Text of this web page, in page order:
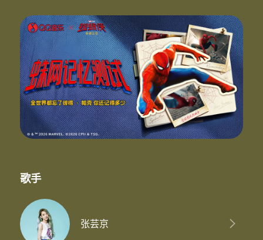
顽固的人不喊累
爱上你我不撤退
我说过我不闪躲
我非要这么做
讲不听也偏要爱
更努力爱让你明白
没有别条路能走
你决定要不要陪我
讲不听偏爱看我感觉爱
等你的依赖对你偏爱
《此生不换》
再有一万年深情也不变
爱像烈火般蔓延
记忆是条长线盘旋在天边
沉浮中以为情深缘浅
你再度出现我看见誓言
承诺在水天之间
歌手
张芸京